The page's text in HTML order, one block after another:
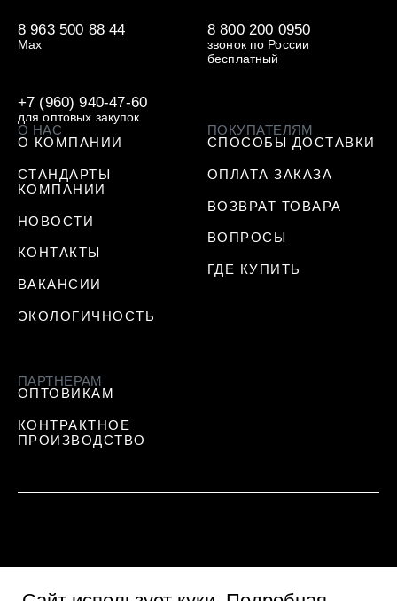
8 800 200 0950
звонок по России
бесплатный
8 963 500 88 44
Max
+7 (960) 940-47-60
для оптовых закупок
О НАС
О КОМПАНИИ
СТАНДАРТЫ
КОМПАНИИ
НОВОСТИ
КОНТАКТЫ
ВАКАНСИИ
ЭКОЛОГИЧНОСТЬ
ПОКУПАТЕЛЯМ
СПОСОБЫ ДОСТАВКИ
ОПЛАТА ЗАКАЗА
ВОЗВРАТ ТОВАРА
ВОПРОСЫ
ГДЕ КУПИТЬ
ПАРТНЕРАМ
ОПТОВИКАМ
КОНТРАКТНОЕ
ПРОИЗВОДСТВО